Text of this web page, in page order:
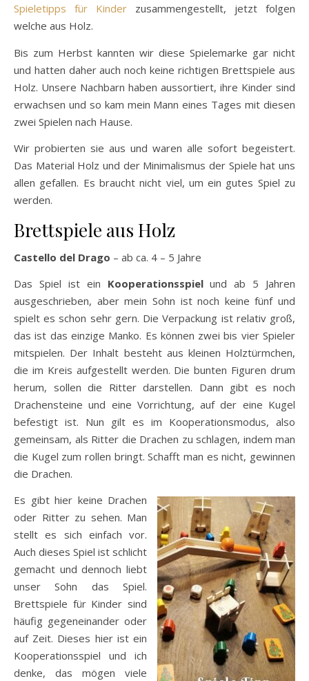
Spieletipps für Kinder zusammengestellt, jetzt folgen
welche aus Holz.
Bis zum Herbst kannten wir diese Spielemarke gar nicht
und hatten daher auch noch keine richtigen Brettspiele aus
Holz. Unsere Nachbarn haben aussortiert, ihre Kinder sind
erwachsen und so kam mein Mann eines Tages mit diesen
zwei Spielen nach Hause.
Wir probierten sie aus und waren alle sofort begeistert.
Das Material Holz und der Minimalismus der Spiele hat uns
allen gefallen. Es braucht nicht viel, um ein gutes Spiel zu
werden.
Brettspiele aus Holz
Castello del Drago – ab ca. 4 – 5 Jahre
Das Spiel ist ein Kooperationsspielund ab 5 Jahren
ausgeschrieben, aber mein Sohn ist noch keine fünf und
spielt es schon sehr gern. Die Verpackung ist relativ groß,
das ist das einzige Manko. Es können zwei bis vier Spieler
mitspielen. Der Inhalt besteht aus kleinen Holztürmchen,
die im Kreis aufgestellt werden. Die bunten Figuren drum
herum, sollen die Ritter darstellen. Dann gibt es noch
Drachensteine und eine Vorrichtung, auf der eine Kugel
befestigt ist. Nun gilt es im Kooperationsmodus, also
gemeinsam, als Ritter die Drachen zu schlagen, indem man
die Kugel zum rollen bringt. Schafft man es nicht, gewinnen
die Drachen.
Es gibt hier keine Drachen
oder Ritter zu sehen. Man
stellt es sich einfach vor.
Auch dieses Spiel ist schlicht
gemacht und dennoch liebt
unser Sohn das Spiel.
Brettspiele für Kinder sind
häufig gegeneinander oder
auf Zeit. Dieses hier ist ein
Kooperationsspiel und ich
denke, das mögen viele